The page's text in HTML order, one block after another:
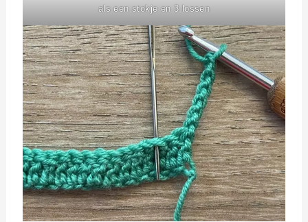
als een stokje en 3 lossen